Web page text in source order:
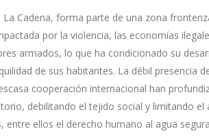
La Cadena, forma parte de una zona
por la violencia, las economías
armados, lo que ha condicionado su
de sus habitantes. La débil presencia
cooperación internacional han
debilitando el tejido social y limitando el
entre ellos el derecho humano al agua